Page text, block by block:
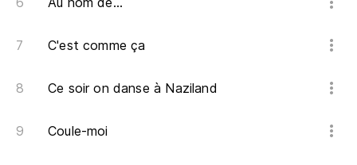
C'est comme ça
Ce soir on danse à Naziland
Coule-moi